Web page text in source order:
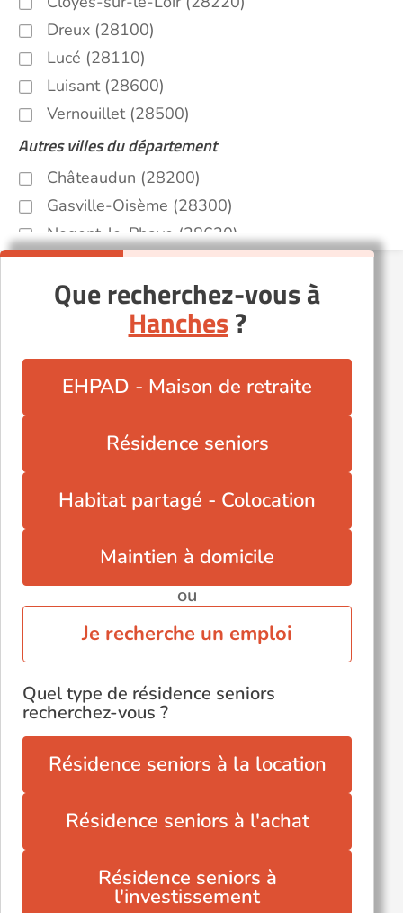
Dreux (28100)
Lucé (28110)
Luisant (28600)
Vernouillet (28500)
Autres villes du département
Châteaudun (28200)
Gasville-Oisème (28300)
Nogent-le-Phaye (28630)
Nogent-le-Rotrou (28400)
Saint-Lubin-des-Joncherets (28350)
Toury (28310)
Que recherchez-vous à
Hanches?
EHPAD - Maison de retraite
Résidence seniors
Habitat partagé - Colocation
Maintien à domicile
ou
Je recherche un emploi
Quel type de résidence seniors
recherchez-vous ?
Résidence seniors à la location
Résidence seniors à l'achat
Résidence seniors à
l'investissement